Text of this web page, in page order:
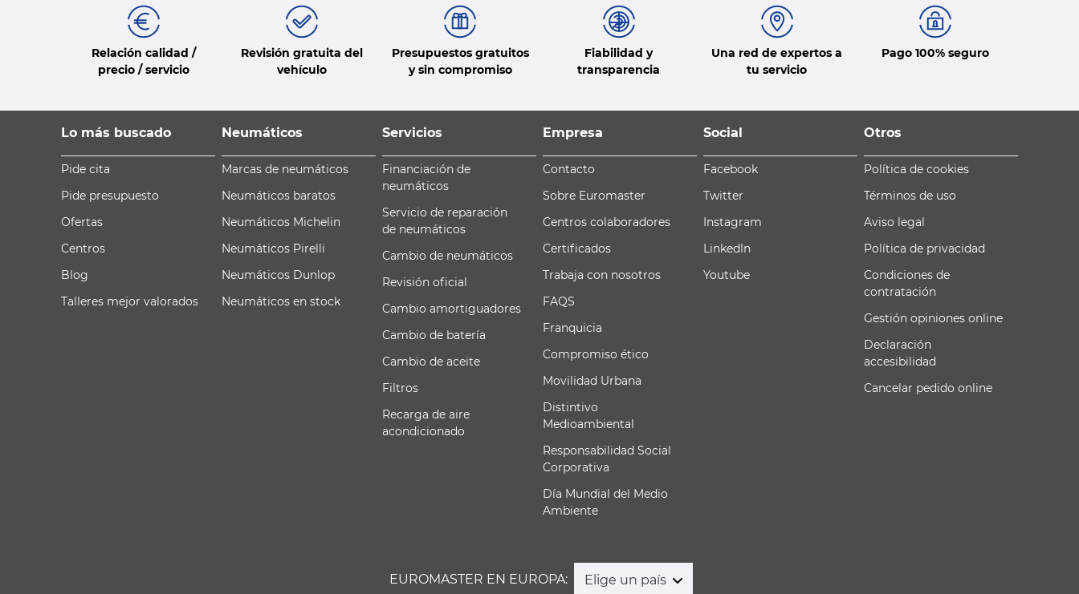
Relación calidad /
precio / servicio
Revisión gratuita del
vehículo
Presupuestos gratuitos
y sin compromiso
Fiabilidad y
transparencia
Una red de expertos a
tu servicio
Pago 100% seguro
Lo más buscado
Pide cita
Pide presupuesto
Ofertas
Centros
Blog
Talleres mejor valorados
Neumáticos
Marcas de neumáticos
Neumáticos baratos
Neumáticos Michelin
Neumáticos Pirelli
Neumáticos Dunlop
Neumáticos en stock
Servicios
Financiación de
neumáticos
Servicio de reparación
de neumáticos
Cambio de neumáticos
Revisión oficial
Cambio amortiguadores
Cambio de batería
Cambio de aceite
Filtros
Recarga de aire
acondicionado
Empresa
Contacto
Sobre Euromaster
Centros colaboradores
Certificados
Trabaja con nosotros
FAQS
Franquicia
Compromiso ético
Movilidad Urbana
Distintivo
Medioambiental
Responsabilidad Social
Corporativa
Día Mundial del Medio
Ambiente
Social
Facebook
Twitter
Instagram
LinkedIn
Youtube
Otros
Política de cookies
Términos de uso
Aviso legal
Política de privacidad
Condiciones de
contratación
Gestión opiniones online
Declaración
accesibilidad
Cancelar pedido online
EUROMASTER EN EUROPA: Elige un país